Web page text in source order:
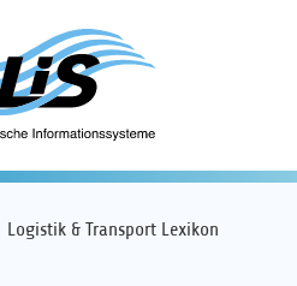
Logistik & Transport Lexikon